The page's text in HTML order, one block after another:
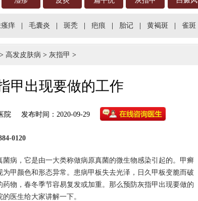
痒 毛囊炎 斑秃 疤痕 胎记 黄褐斑 雀斑
> 高发皮肤病 > 灰指甲 >
甲出现要做的工作
院 发布时间：2020-09-29
0120
病，它是由一大类称做病原真菌的微生物感染引起的。甲癣
甲颜色和形态异常。患病甲板失去光泽，日久甲板变脆而破
物，春冬季节容易复发或加重。那么预防灰指甲出现要做的
医生给大家讲解一下。